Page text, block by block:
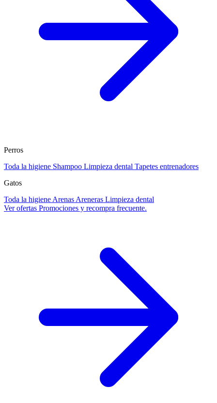
Perros
Toda la higiene Shampoo Limpieza dental Tapetes entrenadores
Gatos
Toda la higiene Arenas Areneras Limpieza dental
Ver ofertas Promociones y recompra frecuente.